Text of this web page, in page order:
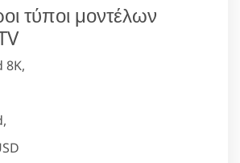
τύποι μοντέλων
8K,